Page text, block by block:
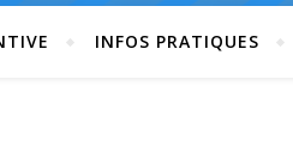
INFOS PRATIQUES